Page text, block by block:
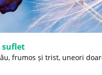
suflet
frumos și trist, uneori